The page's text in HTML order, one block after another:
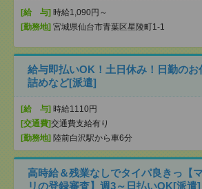
[給 与] 時給1,090円～
[勤務地] 宮城県仙台市青葉区星陵町1-1
給与即払いOK！土日休み！日勤のお
詰めなど[派遣]
[給 与] 時給1110円
[交通費]交通費支給有り
[勤務地] 陸前白沢駅から車6分
高時給＆残業なしでタイパ良きっ【
リの登録審査】週3～日払いOK[派遣]